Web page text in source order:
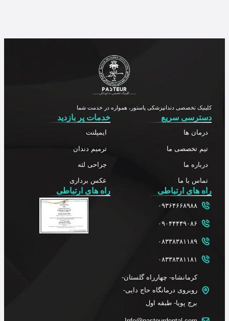
کلینیک تخصصی دندانپزشکی پاستور، همواره در خدمت شما
دسترسی سریع
درمان ها
تیم تخصصی ما
درباره ما
تماس با ما
خدمات پر بازدید
ایمپلنت
ترمیم دندان
جراحی لثه
عکس برداری
راه های ارتباطی
۰۹۳۶۴۶۶۸۹۸۸
۰۹۰۴۴۴۴۹۰۸۶
۰۸۳۳۸۳۸۱۱۸۹
۰۸۳۳۸۳۸۱۱۸۱
کرمانشاه- چهارراه گلستان-
روبروی درمانگاه حاج دایی-
برج پویا- طبقه اول
راه های ارتباطی